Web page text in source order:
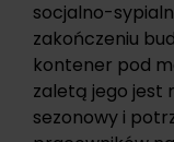
socjalno-
zakończeniu
kontener pod
zaletą jego jest
sezonowy i